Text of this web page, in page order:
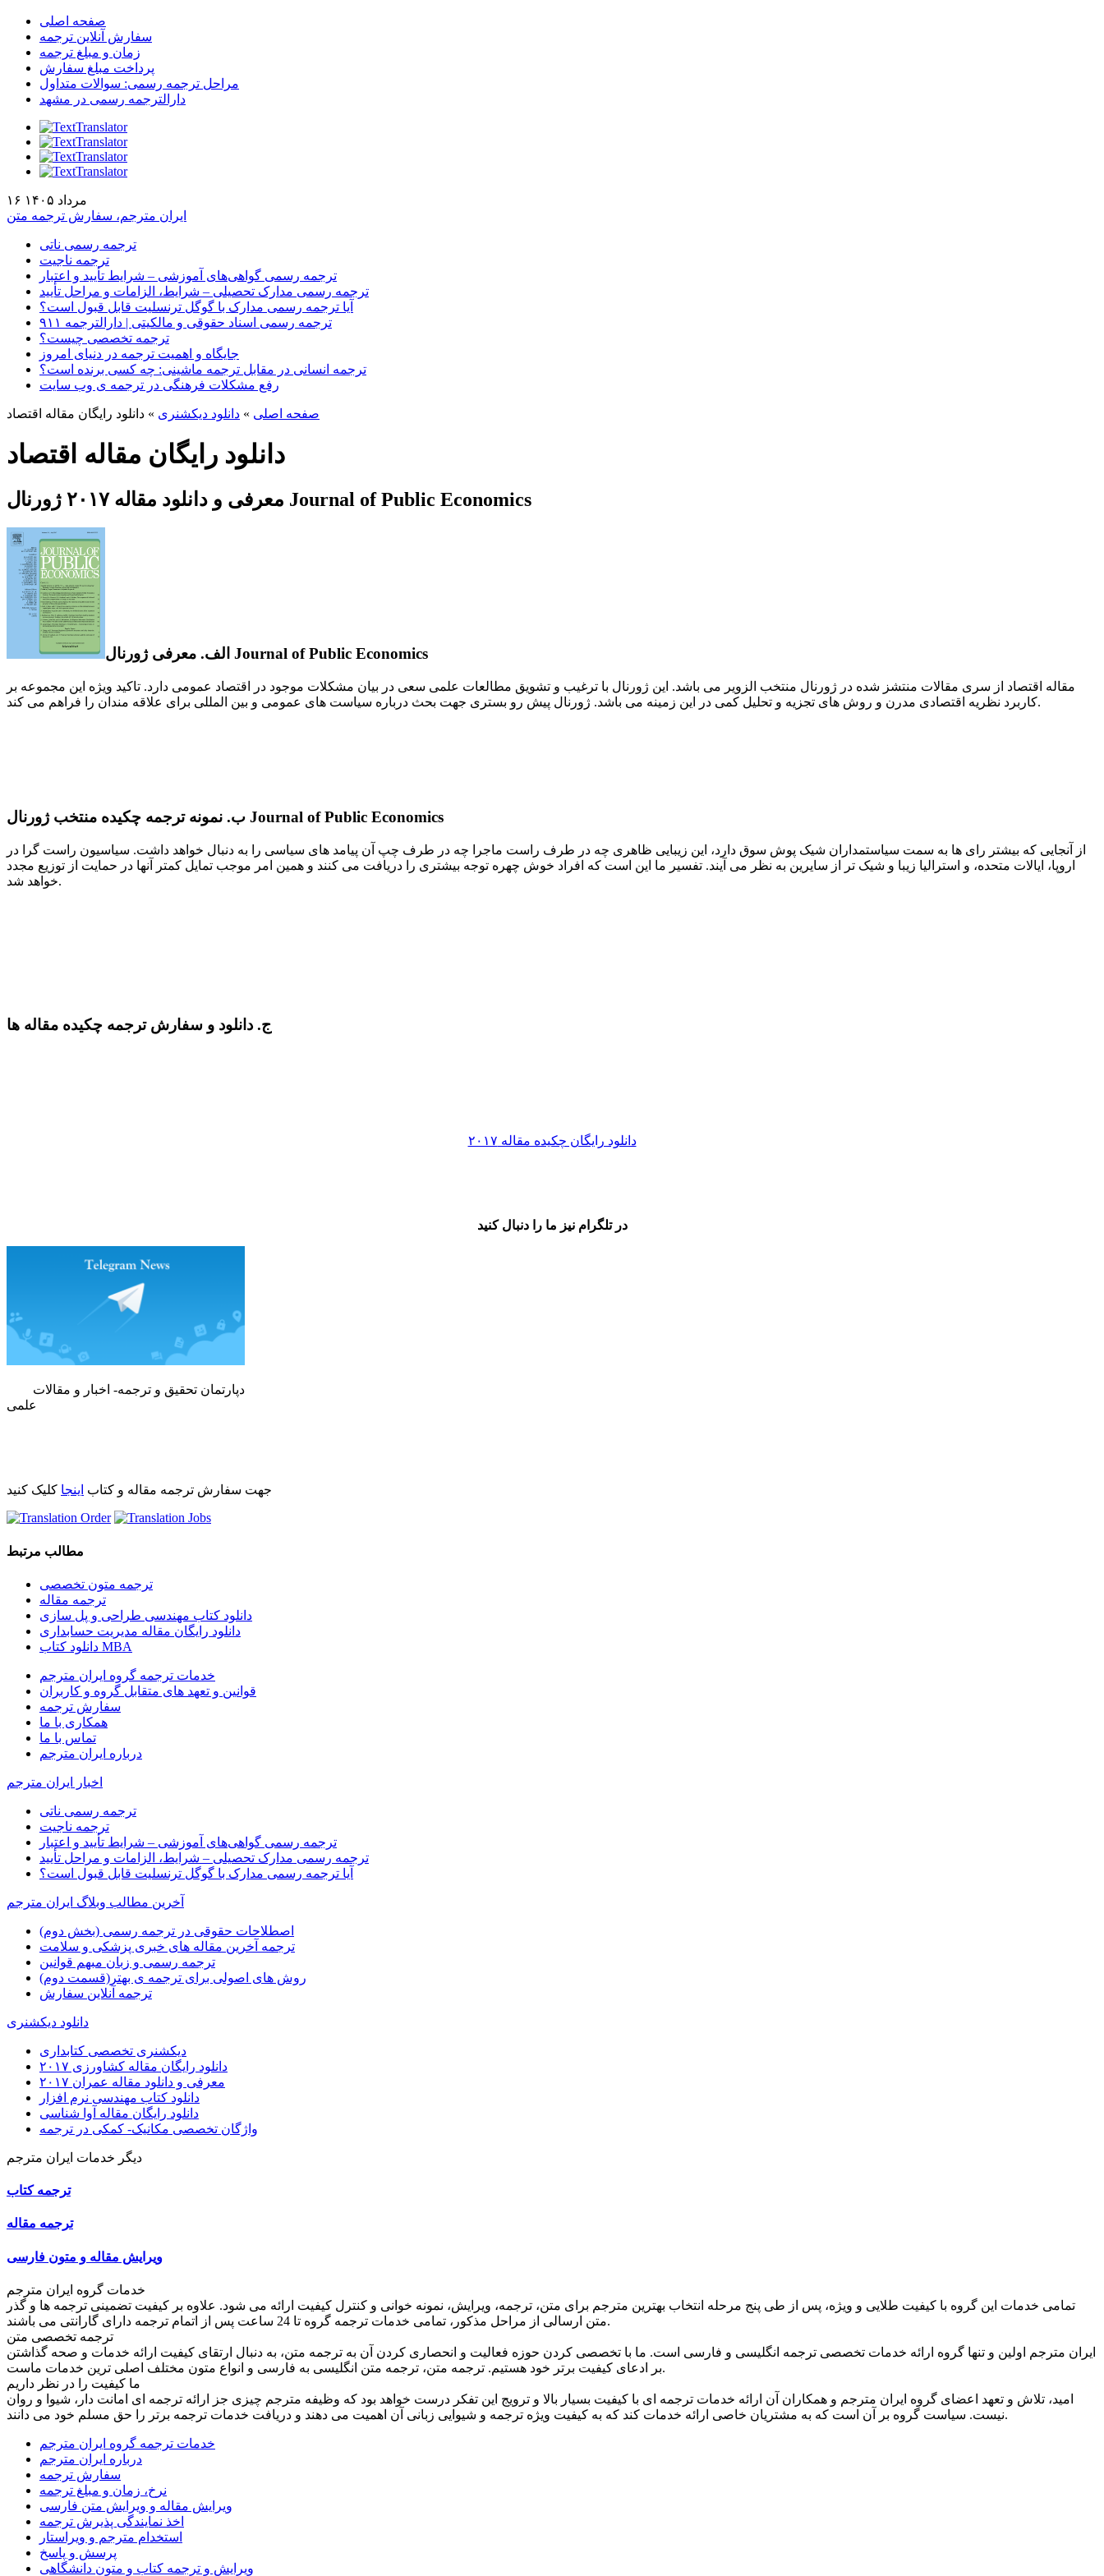
صفحه اصلی
سفارش آنلاین ترجمه
زمان و مبلغ ترجمه
پرداخت مبلغ سفارش
مراحل ترجمه رسمی: سوالات متداول
دارالترجمه رسمی در مشهد
۱۶ مرداد ۱۴۰۵
ایران مترجم، سفارش ترجمه متن
ترجمه رسمی ناتی
ترجمه ناجیت
ترجمه رسمی گواهی‌های آموزشی – شرایط تأیید و اعتبار
ترجمه رسمی مدارک تحصیلی – شرایط، الزامات و مراحل تأیید
آیا ترجمه رسمی مدارک با گوگل ترنسلیت قابل قبول است؟
ترجمه رسمی اسناد حقوقی و مالکیتی | دارالترجمه ۹۱۱
ترجمه تخصصی چیست؟
جایگاه و اهمیت ترجمه در دنیای امروز
ترجمه انسانی در مقابل ترجمه ماشینی: چه کسی برنده است؟
رفع مشکلات فرهنگی در ترجمه ی وب سایت
صفحه اصلی » دانلود دیکشنری » دانلود رایگان مقاله اقتصاد
دانلود رایگان مقاله اقتصاد
معرفی و دانلود مقاله ۲۰۱۷ ژورنال Journal of Public Economics
الف. معرفی ژورنال Journal of Public Economics
مقاله اقتصاد از سری مقالات منتشز شده در ژورنال منتخب الزویر می باشد. این ژورنال با ترغیب و تشویق مطالعات علمی سعی در بیان مشکلات موجود در اقتصاد عمومی دارد. تاکید ویژه این مجموعه بر
کاربرد نظریه اقتصادی مدرن و روش های تجزیه و تحلیل کمی در این زمینه می باشد. ژورنال پیش رو بستری جهت بحث درباره سیاست های عمومی و بین المللی برای علاقه مندان را فراهم می کند.
ب. نمونه ترجمه چکیده منتخب ژورنال Journal of Public Economics
از آنجایی که بیشتر رای ها به سمت سیاستمداران شیک پوش سوق دارد، این زیبایی ظاهری چه در طرف راست ماجرا چه در طرف چپ آن پیامد های سیاسی را به دنبال خواهد داشت. سیاسیون راست گرا در
اروپا، ایالات متحده، و استرالیا زیبا و شیک تر از سایرین به نظر می آیند. تفسیر ما این است که افراد خوش چهره توجه بیشتری را دریافت می کنند و همین امر موجب تمایل کمتر آنها در حمایت از توزیع مجدد
خواهد شد.
ج. دانلود و سفارش ترجمه چکیده مقاله ها
دانلود رایگان چکیده مقاله ۲۰۱۷
در تلگرام نیز ما را دنبال کنید
علمی
جهت سفارش ترجمه مقاله و کتاب اینجا کلیک کنید
مطالب مرتبط
ترجمه متون تخصصی
ترجمه مقاله
دانلود کتاب مهندسی طراحی و پل سازی
دانلود رایگان مقاله مدیریت حسابداری
دانلود کتاب MBA
خدمات ترجمه گروه ایران مترجم
قوانین و تعهد های متقابل گروه و کاربران
سفارش ترجمه
همکاری با ما
تماس با ما
درباره ایران مترجم
اخبار ایران مترجم
ترجمه رسمی ناتی
ترجمه ناجیت
ترجمه رسمی گواهی‌های آموزشی – شرایط تأیید و اعتبار
ترجمه رسمی مدارک تحصیلی – شرایط، الزامات و مراحل تأیید
آیا ترجمه رسمی مدارک با گوگل ترنسلیت قابل قبول است؟
آخرین مطالب وبلاگ ایران مترجم
اصطلاحات حقوقی در ترجمه رسمی (بخش دوم)
ترجمه آخرین مقاله های خبری پزشکی و سلامت
ترجمه رسمی و زبان مبهم قوانین
روش های اصولی برای ترجمه ی بهتر(قسمت دوم)
ترجمه آنلاین سفارش
دانلود دیکشنری
دیکشنری تخصصی کتابداری
دانلود رایگان مقاله کشاورزی ۲۰۱۷
معرفی و دانلود مقاله عمران ۲۰۱۷
دانلود کتاب مهندسی نرم افزار
دانلود رایگان مقاله آوا شناسی
واژگان تخصصی مکانیک- کمکی در ترجمه
دیگر خدمات ایران مترجم
ترجمه کتاب
ترجمه مقاله
ویرایش مقاله و متون فارسی
خدمات گروه ایران مترجم
تمامی خدمات این گروه با کیفیت طلایی و ویژه، پس از طی پنج مرحله انتخاب بهترین مترجم برای متن، ترجمه، ویرایش، نمونه خوانی و کنترل کیفیت ارائه می شود. علاوه بر کیفیت تضمینی ترجمه ها و گذر
متن ارسالی از مراحل مذکور، تمامی خدمات ترجمه گروه تا 24 ساعت پس از اتمام ترجمه دارای گارانتی می باشند.
ترجمه تخصصی متن
ایران مترجم اولین و تنها گروه ارائه خدمات تخصصی ترجمه انگلیسی و فارسی است. ما با تخصصی کردن حوزه فعالیت و انحصاری کردن آن به ترجمه متن، به دنبال ارتقای کیفیت ارائه خدمات و صحه گذاشتن
بر ادعای کیفیت برتر خود هستیم. ترجمه متن، ترجمه متن انگلیسی به فارسی و انواع متون مختلف اصلی ترین خدمات ماست.
ما کیفیت را در نظر داریم
امید، تلاش و تعهد اعضای گروه ایران مترجم و همکاران آن ارائه خدمات ترجمه ای با کیفیت بسیار بالا و ترویج این تفکر درست خواهد بود که وظیفه مترجم چیزی جز ارائه ترجمه ای امانت دار، شیوا و روان
نیست. سیاست گروه بر آن است که به مشتریان خاصی ارائه خدمات کند که به کیفیت ویژه ترجمه و شیوایی زبانی آن اهمیت می دهند و دریافت خدمات ترجمه برتر را حق مسلم خود می دانند.
خدمات ترجمه گروه ایران مترجم
درباره ایران مترجم
سفارش ترجمه
نرخ، زمان و مبلغ ترجمه
ویرایش مقاله و ویرایش متن فارسی
اخذ نمایندگی پذیرش ترجمه
استخدام مترجم و ویراستار
پرسش و پاسخ
ویرایش و ترجمه کتاب و متون دانشگاهی